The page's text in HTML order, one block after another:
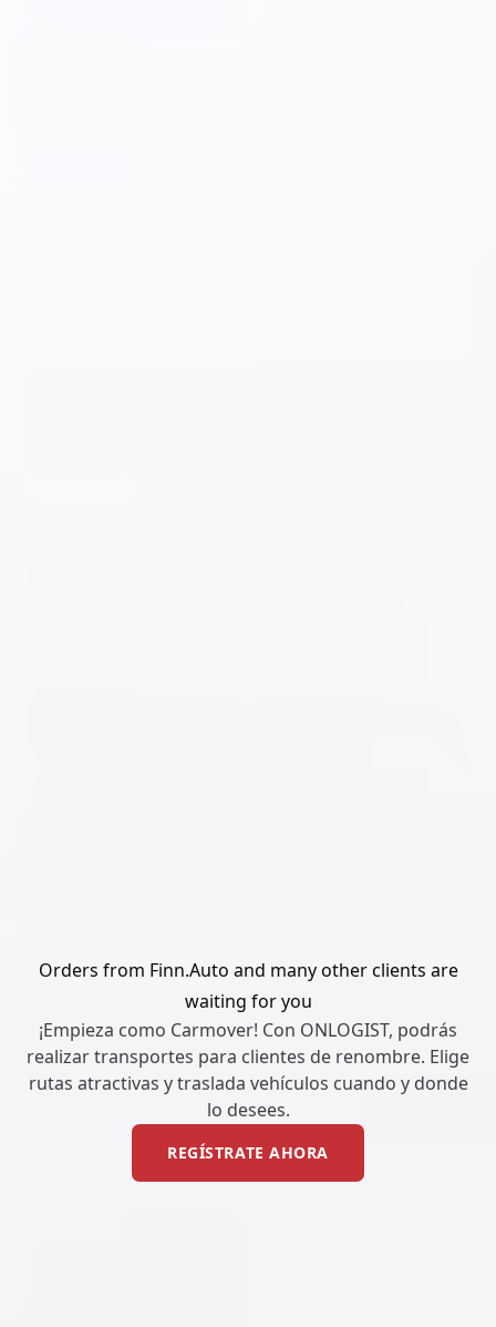
Orders from Finn.Auto and many other clients are
waiting for you
¡Empieza como Carmover! Con ONLOGIST, podrás
realizar transportes para clientes de renombre. Elige
rutas atractivas y traslada vehículos cuando y donde
lo desees.
REGÍSTRATE AHORA